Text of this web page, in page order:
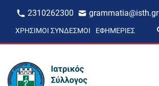
2310262300 grammatia@isth.gr
ΧΡΉΣΙΜΟΙ ΣΎΝΔΕΣΜΟΙ ΕΦΗΜΕΡΊΕΣ